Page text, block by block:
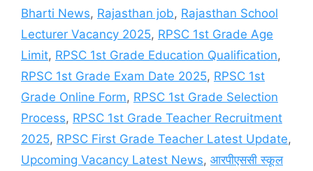
Bharti News, Rajasthan job, Rajasthan School
Lecturer Vacancy 2025, RPSC 1st Grade Age
Limit, RPSC 1st Grade Education Qualification,
RPSC 1st Grade Exam Date 2025, RPSC 1st
Grade Online Form, RPSC 1st Grade Selection
Process, RPSC 1st Grade Teacher Recruitment
2025, RPSC First Grade Teacher Latest Update,
Upcoming Vacancy Latest News, आरपीएससी स्कूल